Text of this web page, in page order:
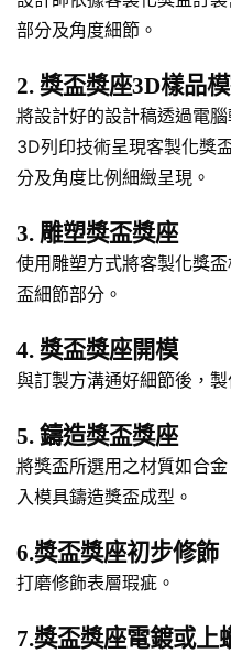
部分及角度細節。
2. 獎盃獎座3D樣品
將設計好的設計稿透過電
3D列印技術呈現客製化獎
分及角度比例細緻呈現。
3. 雕塑獎盃獎座
使用雕塑方式將客製化獎
盃細節部分。
4. 獎盃獎座開模
與訂製方溝通好細節後，
5. 鑄造獎盃獎座
將獎盃所選用之材質如合
入模具鑄造獎盃成型。
6.獎盃獎座初步修飾
打磨修飾表層瑕疵。
7.獎盃獎座電鍍或上